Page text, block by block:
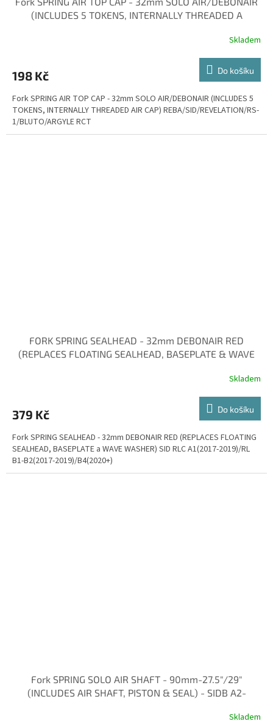
(INCLUDES 5 TOKENS, INTERNALLY THREADED A
Skladem
198 Kč Do košíku
Fork SPRING AIR TOP CAP - 32mm SOLO AIR/DEBONAIR (INCLUDES 5
TOKENS, INTERNALLY THREADED AIR CAP) REBA/SID/REVELATION/RS-
1/BLUTO/ARGYLE RCT
FORK SPRING SEALHEAD - 32mm DEBONAIR RED
(REPLACES FLOATING SEALHEAD, BASEPLATE & WAVE
Skladem
379 Kč Do košíku
Fork SPRING SEALHEAD - 32mm DEBONAIR RED (REPLACES FLOATING
SEALHEAD, BASEPLATE a WAVE WASHER) SID RLC A1(2017-2019)/RL
B1-B2(2017-2019)/B4(2020+)
Fork SPRING SOLO AIR SHAFT - 90mm-27.5"/29"
(INCLUDES AIR SHAFT, PISTON & SEAL) - SIDB A2-
Skladem